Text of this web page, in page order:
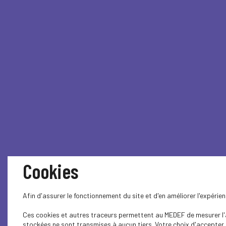
Cookies
Afin d'assurer le fonctionnement du site et d'en améliorer
Ces cookies et autres traceurs permettent au MEDEF de
stockées ne sont transmises à aucun tiers. Votre choix